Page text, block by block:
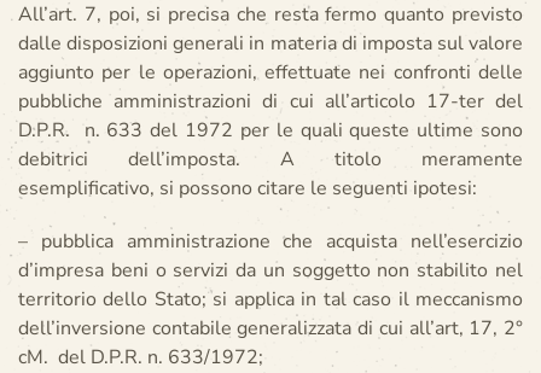
All’art. 7, poi, si precisa che resta fermo quanto previsto
dalle disposizioni generali in materia di imposta sul valore
aggiunto per le operazioni, effettuate nei confronti delle
pubbliche amministrazioni di cui all’articolo 17-ter del
D.P.R. n. 633 del 1972 per le quali queste ultime sono
debitrici dell’imposta. A titolo meramente
esemplificativo, si possono citare le seguenti ipotesi:
– pubblica amministrazione che acquista nell’esercizio
d’impresa beni o servizi da un soggetto non stabilito nel
territorio dello Stato; si applica in tal caso il meccanismo
dell’inversione contabile generalizzata di cui all’art, 17, 2°
cM. del D.P.R. n. 633/1972;